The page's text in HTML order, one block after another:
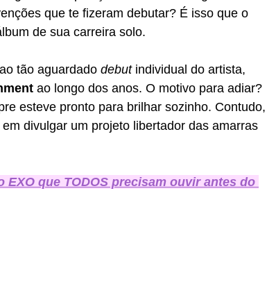
que te fizeram debutar? É isso que o
de sua carreira solo.
tão aguardado debut individual do artista,
ao longo dos anos. O motivo para adiar?
esteve pronto para brilhar sozinho. Contudo,
divulgar um projeto libertador das amarras
que TODOS precisam ouvir antes do